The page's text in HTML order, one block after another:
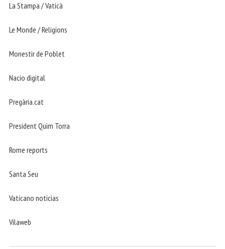
La Stampa / Vaticà
Le Monde / Religions
Monestir de Poblet
Nacio digital
Pregària.cat
President Quim Torra
Rome reports
Santa Seu
Vaticano noticias
Vilaweb